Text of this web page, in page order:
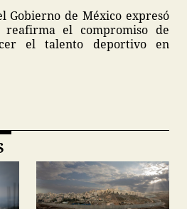
Gobierno de México expresó
reafirma el compromiso de
el talento deportivo en